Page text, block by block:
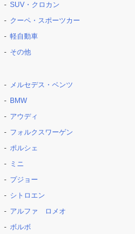
SUV・クロカン
クーペ・スポーツカー
軽自動車
その他
メルセデス・ベンツ
BMW
アウディ
フォルクスワーゲン
ポルシェ
ミニ
プジョー
シトロエン
アルファ ロメオ
ボルボ